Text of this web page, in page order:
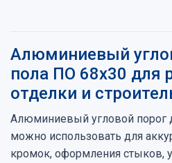
Алюминиевый
пола ПО 68х30 для
отделки и
Алюминиевый угловой порог
можно использовать для
кромок, оформления стыков,